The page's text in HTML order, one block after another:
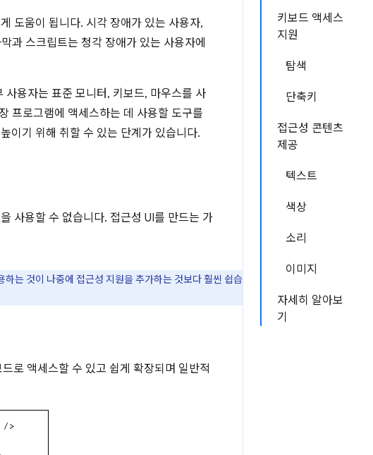
키보드 액세스
지원
탐색
단축키
접근성 콘텐츠
제공
텍스트
색상
소리
이미지
자세히 알아보
기
도움이 됩니다. 시각 장애가 있는 사용자,
과 스크립트는 청각 장애가 있는 사용자에
용자는 표준 모니터, 키보드, 마우스를 사
프로그램에 액세스하는 데 사용할 도구를
이기 위해 취할 수 있는 단계가 있습니다.
사용할 수 없습니다. 접근성 UI를 만드는 가
는 것이 나중에 접근성 지원을 추가하는 것보다 훨씬 쉽습
로 액세스할 수 있고 쉽게 확장되며 일반적